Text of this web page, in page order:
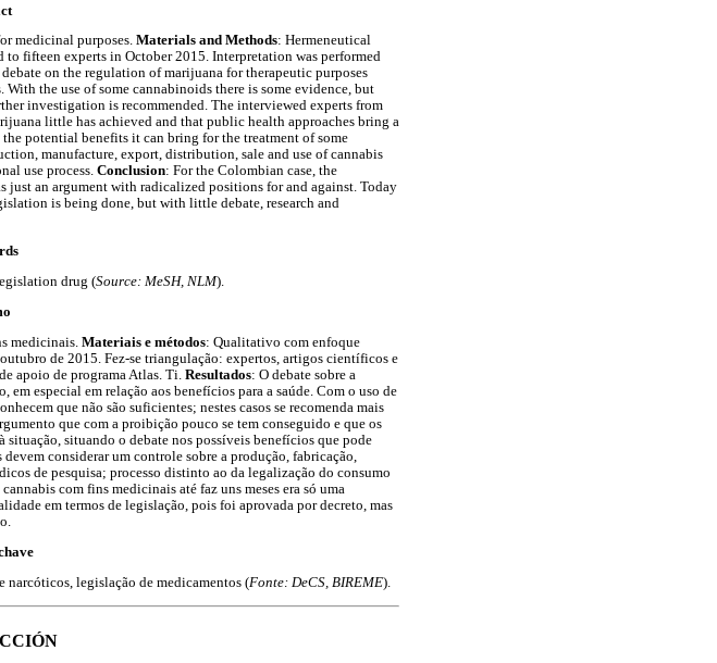
medicinal purposes. Materials and Methods: Hermeneutical
fifteen experts in October 2015. Interpretation was performed
debate on the regulation of marijuana for therapeutic purposes
the use of some cannabinoids there is some evidence, but
investigation is recommended. The interviewed experts from
little has achieved and that public health approaches bring a
potential benefits it can bring for the treatment of some
manufacture, export, distribution, sale and use of cannabis
use process. Conclusion: For the Colombian case, the
an argument with radicalized positions for and against. Today
is being done, but with little debate, research and
drug (Source: MeSH, NLM).
medicinais. Materiais e métodos: Qualitativo com enfoque
de 2015. Fez-se triangulação: expertos, artigos científicos e
apoio de programa Atlas. Ti. Resultados: O debate sobre a
especial em relação aos benefícios para a saúde. Com o uso de
que não são suficientes; nestes casos se recomenda mais
que com a proibição pouco se tem conseguido e que os
situando o debate nos possíveis benefícios que pode
considerar um controle sobre a produção, fabricação,
de pesquisa; processo distinto ao da legalização do consumo
com fins medicinais até faz uns meses era só uma
em termos de legislação, pois foi aprovada por decreto, mas
narcóticos, legislação de medicamentos (Fonte: DeCS, BIREME).